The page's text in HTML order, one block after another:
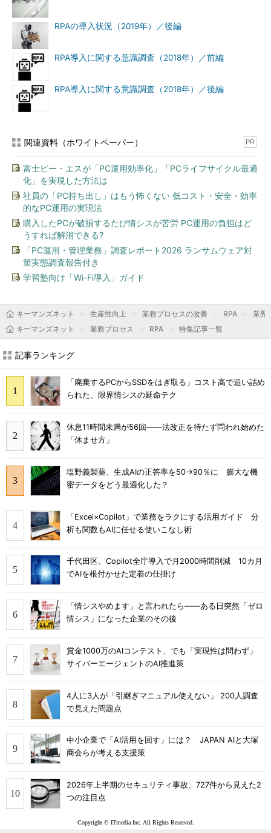
RPAの導入状況（2019年）／後編
RPA導入に関する意識調査（2018年）／前編
RPA導入に関する意識調査（2018年）／後編
関連資料（ホワイトペーパー） PR
富士ピー・エスが「PC運用効率化」「PCライフサイクル最適
化」を実現した方法は
社員の「PC持ち出し」はもう怖くない 低コスト・安全・効率
的なPC運用の実現法
購入したPCが破損するたび情シスが苦労 PC運用の負担はど
うすれば解消できる?
「PC運用・管理業務」調査レポート2026 ランサムウェア対
策実態調査報告付き
学習塾向け「Wi-Fi導入」ガイド
キーマンズネット 生産性向上 業務プロセスの改善 RPA
業界
キーマンズネット
業務プロセス RPA 特集記事一覧
記事ランキング
「廃棄するPCからSSDをはぎ取る」コスト高で追い詰め
られた、限界情シスの延命テク
休息11時間未満が56回――法改正を待たず問われ始めた
「休ませ方」
塩野義製薬、生成AIの正答率を50→90％に 膨大な機
密データをどう最適化した？
「Excel×Copilot」で業務をラクにする活用ガイド 分
析も関数もAIに任せる使いこなし術
千代田区、Copilot全庁導入で月2000時間削減 10カ月
でAIを根付かせた定着の仕掛け
「情シスやめます」と言われたら――ある日突然「ゼロ
情シス」になった企業のその後
賞金1000万のAIコンテスト、でも「実現性は問わず」
サイバーエージェントのAI推進策
4人に3人が「引継ぎマニュアル使えない」 200人調査
で見えた問題点
中小企業で「AI活用を回す」には？ JAPAN AIと大塚
商会らが考える支援策
2026年上半期のセキュリティ事故、727件から見えた2
つの注目点
Copyright © ITmedia Inc. All Rights Reserved.